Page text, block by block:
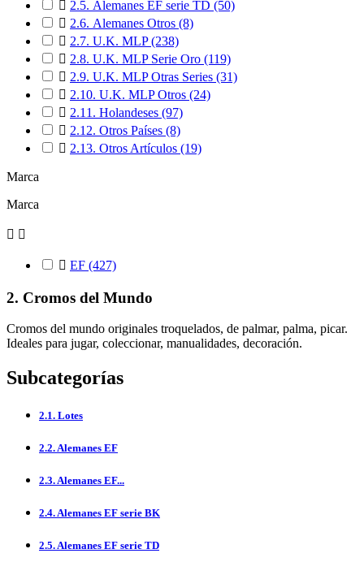
 2.5. Alemanes EF serie TD (50)
 2.6. Alemanes Otros (8)
 2.7. U.K. MLP(238)
 2.8. U.K. MLP Serie Oro (119)
 2.9. U.K. MLP Otras Series (31)
 2.10. U.K. MLP Otros (24)
 2.11. Holandeses (97)
 2.12. Otros Países (8)
 2.13. Otros Artículos (19)
Marca
Marca
 
 EF (427)
2. Cromos del Mundo
Cromos del mundo originales troquelados, de palmar, palma, picar.
Ideales para jugar, coleccionar, manualidades, decoración.
Subcategorías
2.1. Lotes
2.2. Alemanes EF
2.3. Alemanes EF...
2.4. Alemanes EF serie BK
2.5. Alemanes EF serie TD